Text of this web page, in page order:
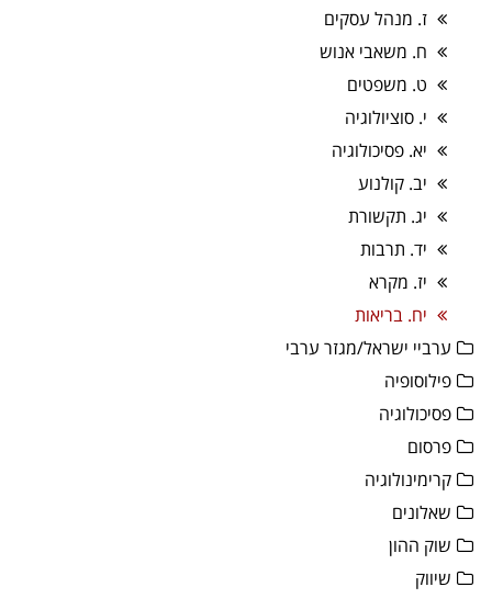
ז. מנהל עסקים
ח. משאבי אנוש
ט. משפטים
י. סוציולוגיה
יא. פסיכולוגיה
יב. קולנוע
יג. תקשורת
יד. תרבות
יז. מקרא
יח. בריאות
ערביי ישראל/מגזר ערבי
פילוסופיה
פסיכולוגיה
פרסום
קרימינולוגיה
שאלונים
שוק ההון
שיווק